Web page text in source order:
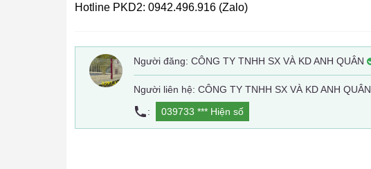
Hotline PKD2: 0942.496.916 (Zalo)
Người đăng: CÔNG TY TNHH SX VÀ KD ANH QUÂN
Người liên hệ: CÔNG TY TNHH SX VÀ KD ANH QUÂN
:
039733 *** Hiện số